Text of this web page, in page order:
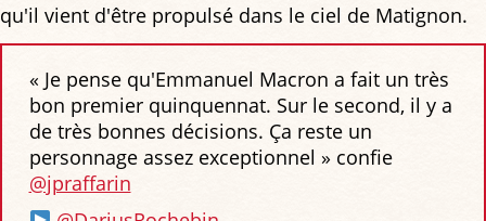
qu'il vient d'être propulsé dans le ciel de Matignon.
« Je pense qu'Emmanuel Macron a fait un très
bon premier quinquennat. Sur le second, il y a
de très bonnes décisions. Ça reste un
personnage assez exceptionnel » confie
@jpraffarin